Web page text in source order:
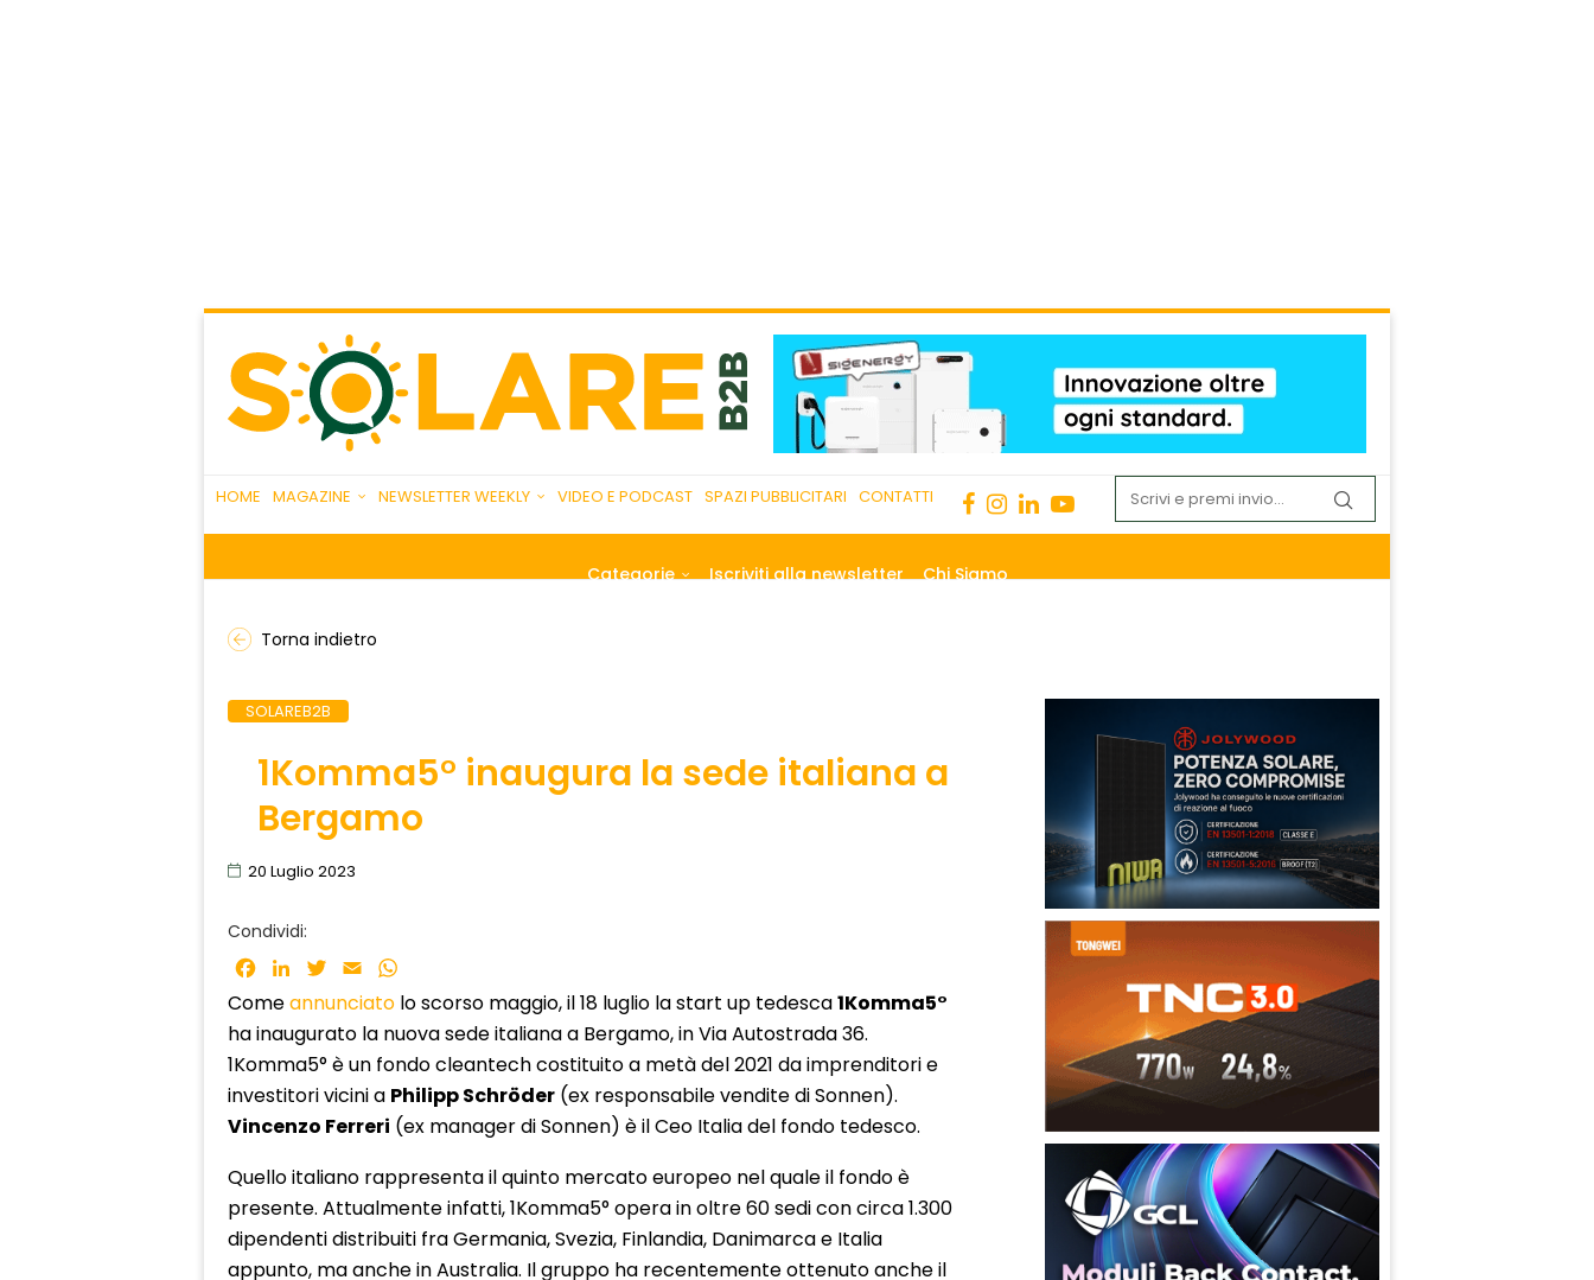
HOME MAGAZINE NEWSLETTER WEEKLY VIDEO E PODCAST SPAZI PUBBLICITARI CONTATTI
Categorie Iscriviti alla newsletter Chi Siamo
Torna indietro
SOLAREB2B
1Komma5° inaugura la sede italiana a
Bergamo
20 Luglio 2023
Condividi:
Facebook
LinkedInTwitter
Email
Comeannunciato lo scorso maggio, il 18 luglio la start up tedesca1Komma5°
ha inaugurato la nuova sede italiana a Bergamo, in Via Autostrada 36.
1Komma5° è un fondo cleantech costituito a metà del 2021 da imprenditori e
investitori vicini a Philipp Schröder (ex responsabile vendite di Sonnen).
Vincenzo Ferreri (ex manager di Sonnen) è il Ceo Italia del fondo tedesco.
Quello italiano rappresenta il quinto mercato europeo nel quale il fondo è
presente. Attualmente infatti, 1Komma5° opera in oltre 60 sedi con circa 1.300
dipendenti distribuiti fra Germania, Svezia, Finlandia, Danimarca e Italia
appunto, ma anche in Australia. Il gruppo ha recentemente ottenuto anche il